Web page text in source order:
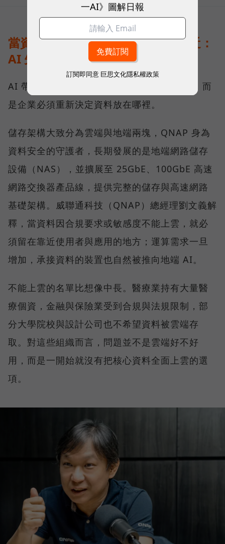
當資料不能離開企業，運算就得靠近：
AI 先改寫儲存架構
AI 帶來的第一個變化，不只是運算能力提高，而
是企業必須重新決定資料放在哪裡。
儲存架構大致分為雲端與地端兩塊，QNAP 身為
資料安全的守護者，長期發展的是地端網路儲存
設備（NAS），並擴展至 25GbE、100GbE 高速
網路交換器產品線，提供完整的儲存與高速網路
基礎架構。威聯通科技（QNAP）總經理劉文義解
釋，當資料因合規要求或敏感度不能上雲，就必
須留在靠近使用者與應用的地方；運算需求一旦
增加，承接資料的裝置也自然被推向地端 AI。
不能上雲的名單比想像中長。醫療業持有大量醫
療個資，金融與保險業受到合規與法規限制，部
分大學院校與設計公司也不希望資料被雲端存
取。對這些組織而言，問題並不是雲端好不好
用，而是一開始就沒有把核心資料全面上雲的選
項。
一AI》圖解日報
訂閱即同意 巨思文化隱私權政策